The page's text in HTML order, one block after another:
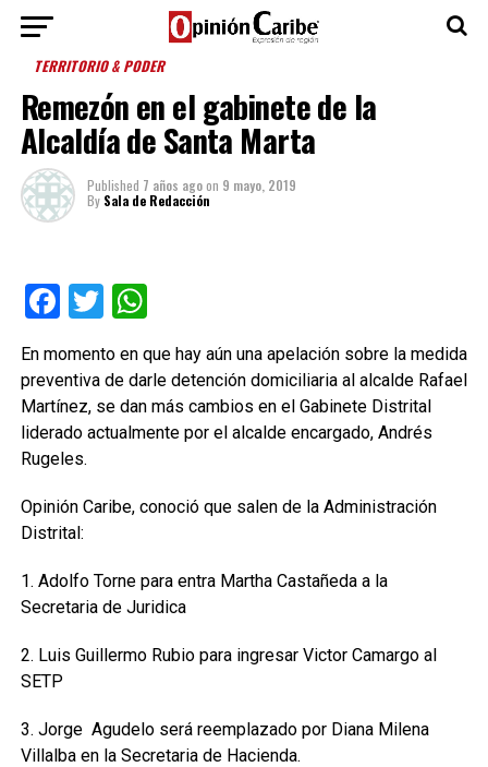
TERRITORIO & PODER
Remezón en el gabinete de la
Alcaldía de Santa Marta
Published 7 años agoon 9 mayo, 2019
By Sala de Redacción
Facebook
TwitterWhatsApp
En momento en que hay aún una apelación sobre la medida
preventiva de darle detención domiciliaria al alcalde Rafael
Martínez, se dan más cambios en el Gabinete Distrital
liderado actualmente por el alcalde encargado, Andrés
Rugeles.
Opinión Caribe, conoció que salen de la Administración
Distrital:
1. Adolfo Torne para entra Martha Castañeda a la
Secretaria de Juridica
2. Luis Guillermo Rubio para ingresar Victor Camargo al
SETP
3. Jorge Agudelo será reemplazado por Diana Milena
Villalba en la Secretaria de Hacienda.